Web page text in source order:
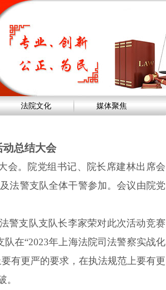
法院文化 媒体聚焦
总结大会
会。院党组书记、院长席建林出席会
法警支队全体干警参加。会议由院党
警支队支队长李家荣对此次活动竞赛
在“2023年 上海法院司法警察实战化
有更严的要求，在执法规范上要有更
。